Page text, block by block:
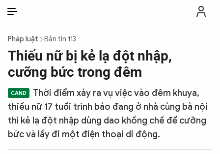
THỜI SỰ
CHỐNG DIỄN BIẾN HÒA BÌNH
CÔNG AN TRONG LÒNG DÂN
Pháp luật Bản tin 113
Thiếu nữ bị kẻ lạ đột nhập,
cưỡng bức trong đêm
Thời điểm xảy ra vụ việc vào đêm khuya,
thiếu nữ 17 tuổi trình báo đang ở nhà cùng bà nội
thì kẻ lạ đột nhập dùng dao khống chế để cưỡng
bức và lấy đi một điện thoại di động.